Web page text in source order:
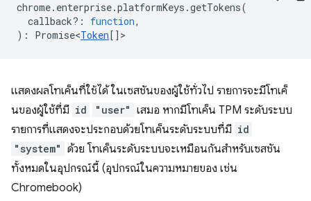
chrome. enterprise.platformKeys .getTokens(
callback? : function,
) : Promise<Token[] >
แสดงผลโทเค็นที่ใช้ได้ ในเซสชันของผู้ใช้ทั่วไป รายการจะมีโทเค็
นของผู้ใช้ที่มี id "user" เสมอ หากมีโทเค็น TPM ระดับระบบ
รายการที่แสดงจะประกอบด้วยโทเค็นระดับระบบที่มี id
"system" ด้วย โทเค็นระดับระบบจะเหมือนกันสำหรับเซสชัน
ทั้งหมดในอุปกรณ์นี้ (อุปกรณ์ในความหมายของ เช่น
Chromebook)